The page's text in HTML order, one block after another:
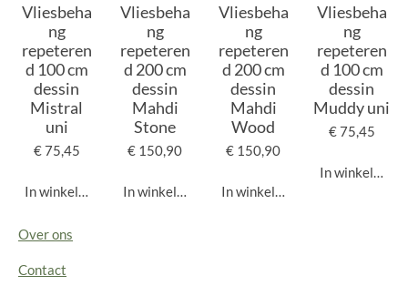
Vliesbeha
ng
repeteren
d 100 cm
dessin
Mistral
uni
€ 75,45
In winkelwagen
Vliesbeha
ng
repeteren
d 200 cm
dessin
Mahdi
Stone
€ 150,90
In winkelwagen
Vliesbeha
ng
repeteren
d 200 cm
dessin
Mahdi
Wood
€ 150,90
In winkelwagen
Vliesbeha
ng
repeteren
d 100 cm
dessin
Muddy uni
€ 75,45
In
Over ons
Contact